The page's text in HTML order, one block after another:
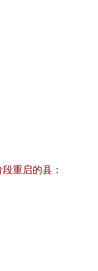
重启的县：